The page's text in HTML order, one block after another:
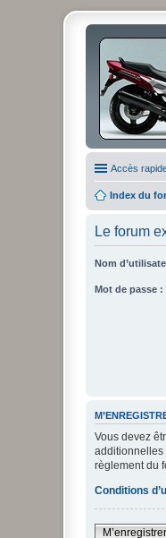
Accès
Index du
Le forum
Nom
Mot de passe :
Vous devez
additionnelles
règlement du
Conditions
M’enregistrer